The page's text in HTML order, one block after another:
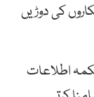
کی دوڑیں
اطلاعات